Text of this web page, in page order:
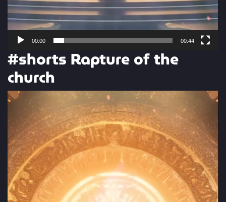
00:00 00:44
#shorts Rapture of the
church
Video